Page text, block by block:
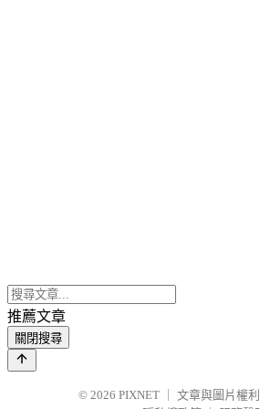
推薦文章
關閉搜尋
© 2026 PIXNET
文章與圖片權